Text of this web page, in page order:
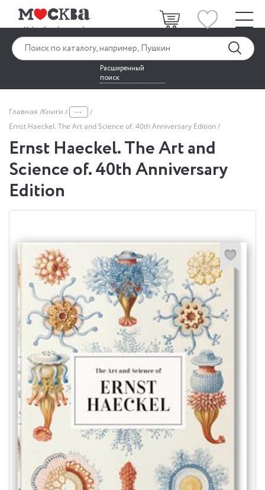
Расширенный
поиск
Главная Книги ...
Ernst Haeckel. The Art and Science of. 40th Anniversary Edition
Ernst Haeckel. The Art and
Science of. 40th Anniversary
Edition